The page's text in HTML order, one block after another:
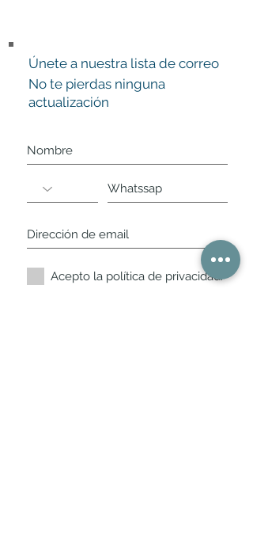
Únete a nuestra lista de correo
No te pierdas ninguna
actualización
Acepto la política de privacidad.